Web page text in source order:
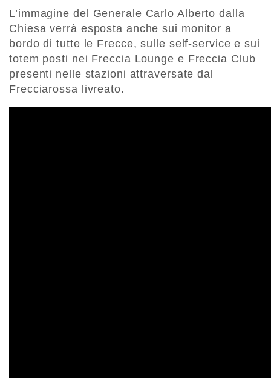
L’immagine del Generale Carlo Alberto dalla
Chiesa verrà esposta anche sui monitor a
bordo di tutte le Frecce, sulle self-service e sui
totem posti nei Freccia Lounge e Freccia Club
presenti nelle stazioni attraversate dal
Frecciarossa livreato.